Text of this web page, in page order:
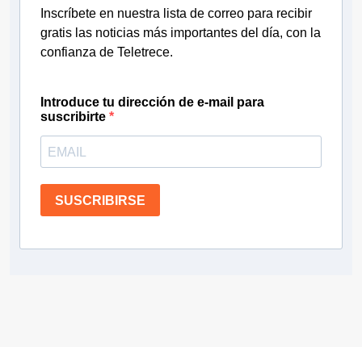
Inscríbete en nuestra lista de correo para recibir
gratis las noticias más importantes del día, con la
confianza de Teletrece.
Introduce tu dirección de e-mail para
suscribirte
SUSCRIBIRSE